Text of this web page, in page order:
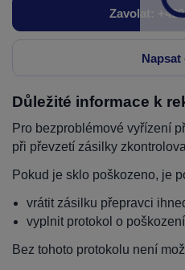
Zavolat:
Napsat
Důležité informace k
Pro bezproblémové vyřízení
při převzetí zásilky
Pokud je sklo poškozeno, je
vrátit zásilku přepravci
vyplnit protokol o poškození
Bez tohoto protokolu není